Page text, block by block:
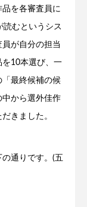
を各審査員に
読むというシス
が自分の担当
を10本選び、一
「最終候補の候
から選外佳作
きました。
通りです。(五